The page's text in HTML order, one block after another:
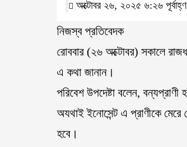
অক্টোবর ২৬, ২০২৫ ৬:২৬ পূর্বাহ্ণ
নিজস্ব প্রতিবেদক
রোববার (২৬ অক্টোবর) সকালে
এ কথা জানান।
পরিবেশ উপদেষ্টা বলেন,
অযথাই ইনোসেন্ট এ প্রাণীকে
হবে।